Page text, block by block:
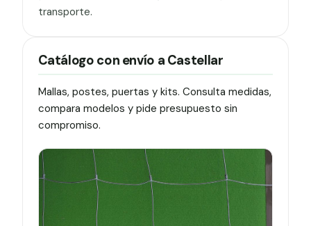
transporte.
Catálogo con envío a Castellar
Mallas, postes, puertas y kits. Consulta medidas,
compara modelos y pide presupuesto sin
compromiso.